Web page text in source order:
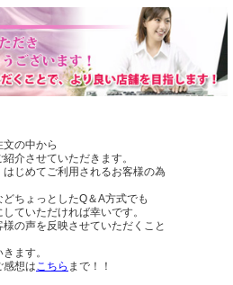
の中から
紹介させていただきます。
じめてご利用されるお客様の為
ちょっとしたQ＆A方式でも
ていただければ幸いです。
の声を反映させていただくこと
ます。
感想はこちら まで！！